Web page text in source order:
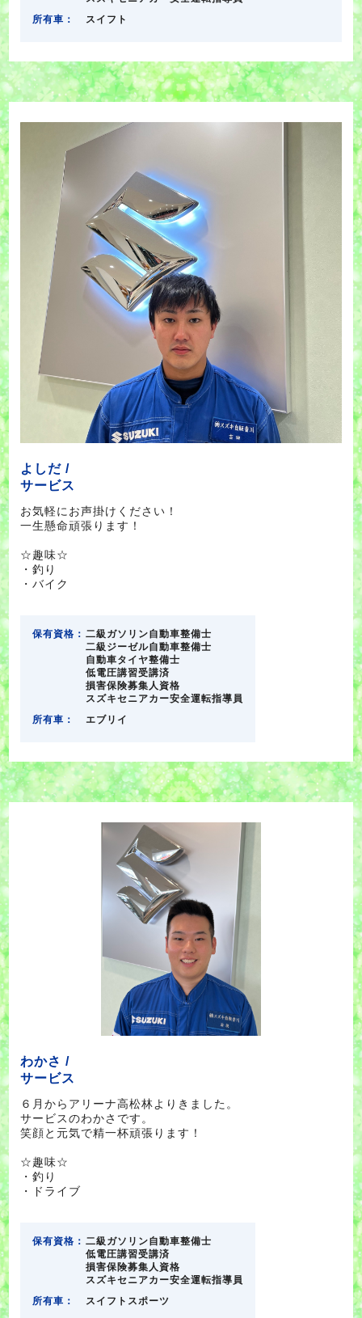
所有車：
スイフト
よしだ /
サービス
お気軽にお声掛けください！
一生懸命頑張ります！
☆趣味☆
・釣り
・バイク
保有資格： 二級ガソリン自動車整備士
二級ジーゼル自動車整備士
自動車タイヤ整備士
低電圧講習受講済
損害保険募集人資格
スズキセニアカー安全運転指導員
所有車：
エブリイ
わかさ /
サービス
６月からアリーナ高松林よりきました。
サービスのわかさです。
笑顔と元気で精一杯頑張ります！
☆趣味☆
・釣り
・ドライブ
保有資格： 二級ガソリン自動車整備士
低電圧講習受講済
損害保険募集人資格
スズキセニアカー安全運転指導員
所有車：
スイフトスポーツ